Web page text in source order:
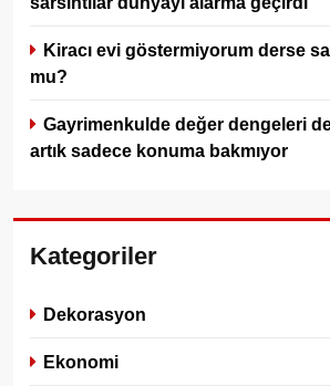
Kiracı evi göstermiyorum derse
mu?
Gayrimenkulde değer dengeleri
artık sadece konuma bakmıyor
Kategoriler
Dekorasyon
Ekonomi